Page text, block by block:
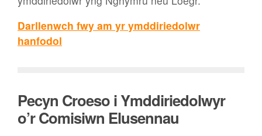
Darllenwch fwy am yr ymddiriedolwr
hanfodol
Pecyn Croeso i Ymddiriedolwyr
o’r Comisiwn Elusennau